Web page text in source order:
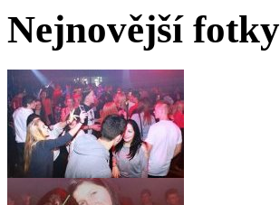
Nejnovější fotky